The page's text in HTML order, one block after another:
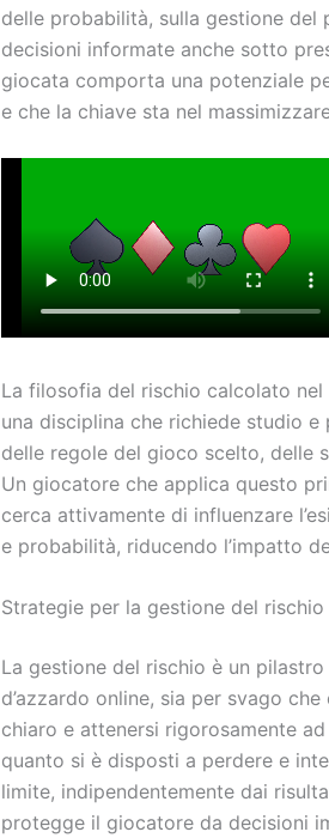
delle probabilità, sulla gestione
decisioni informate anche sotto
giocata comporta una potenziale
e che la chiave sta nel
La filosofia del rischio calcolato nel
una disciplina che richiede studio
delle regole del gioco scelto, delle
Un giocatore che applica questo
cerca attivamente di influenzare
e probabilità, riducendo l’impatto
Strategie per la gestione del
La gestione del rischio è un
d’azzardo online, sia per svago
chiaro e attenersi rigorosamente
quanto si è disposti a perdere e
limite, indipendentemente dai
protegge il giocatore da decisioni